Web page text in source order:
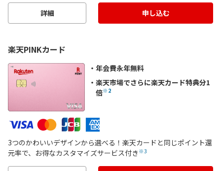
詳細 申し込む
楽天PINKカード
年会費永年無料
楽天市場でさらに楽天カード特典分1
倍※2
3つのかわいいデザインから選べる！楽天カードと同じポイント還
元率で、お得なカスタマイズサービス付き ※3